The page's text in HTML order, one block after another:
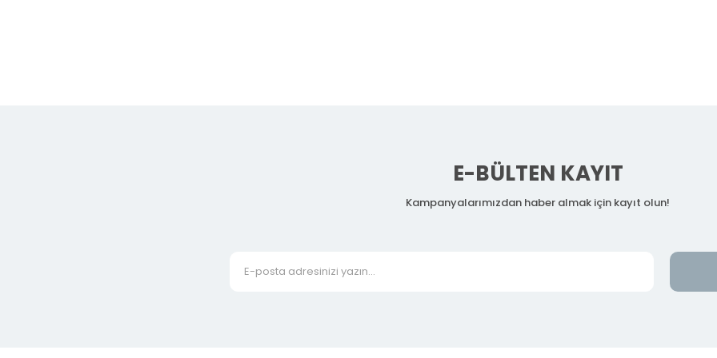
E-BÜLTEN KAYIT
Kampanyalarımızdan haber almak için kayıt olun!